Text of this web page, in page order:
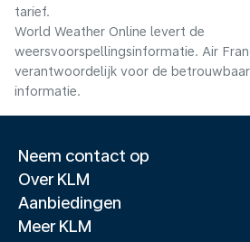
tarief.
World Weather Online levert de
weersvoorspellingsinformatie. Air
verantwoordelijk voor de
informatie.
Neem contact op
Over KLM
Aanbiedingen
Meer KLM